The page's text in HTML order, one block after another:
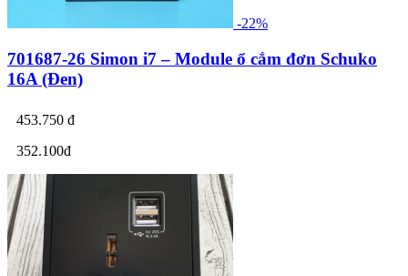
-22%
701687-26 Simon i7 – Module ổ cắm đơn Schuko
16A (Đen)
453.750 đ
352.100đ